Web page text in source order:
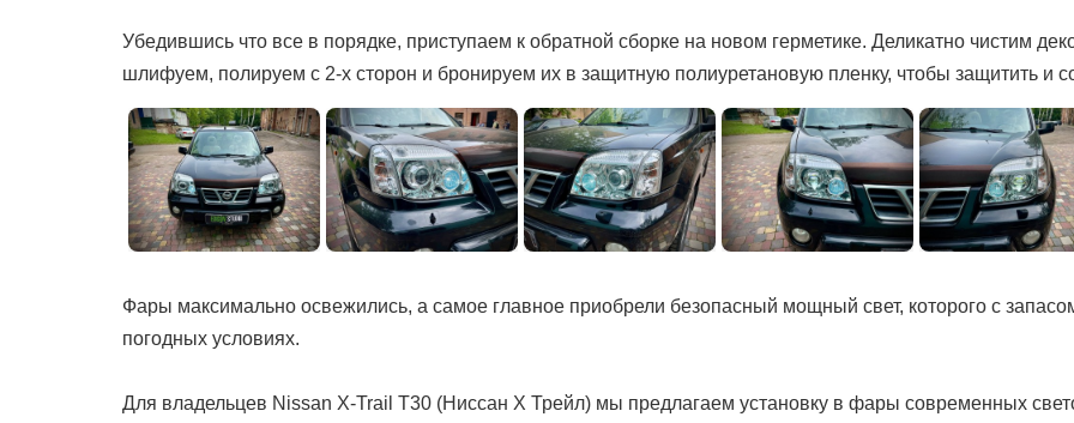
Убедившись что все в порядке, приступаем к обратной сборке на новом герметике. Деликатно чистим
шлифуем, полируем с 2-х сторон и бронируем их в защитную полиуретановую пленку, чтобы защитить и
Фары максимально освежились, а самое главное приобрели безопасный мощный свет, которого с
погодных условиях.
Для владельцев Nissan X-Trail T30 (Ниссан Х Трейл) мы предлагаем установку в фары современных